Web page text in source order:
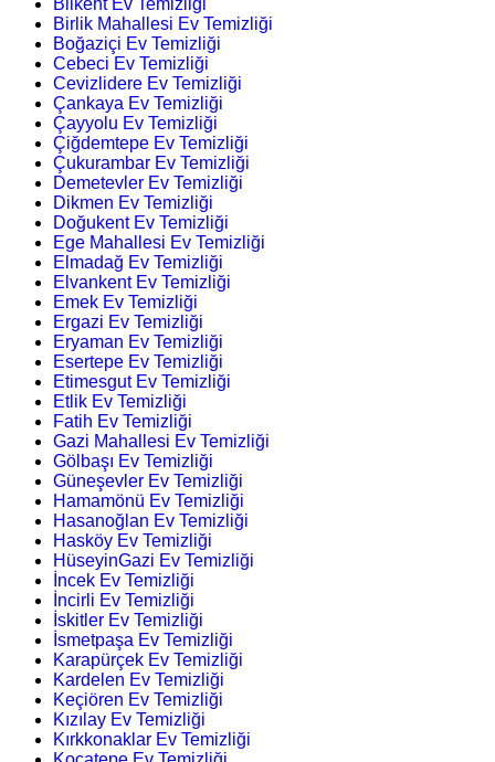
Bilkent Ev Temizliği
Birlik Mahallesi Ev Temizliği
Boğaziçi Ev Temizliği
Cebeci Ev Temizliği
Cevizlidere Ev Temizliği
Çankaya Ev Temizliği
Çayyolu Ev Temizliği
Çiğdemtepe Ev Temizliği
Çukurambar Ev Temizliği
Demetevler Ev Temizliği
Dikmen Ev Temizliği
Doğukent Ev Temizliği
Ege Mahallesi Ev Temizliği
Elmadağ Ev Temizliği
Elvankent Ev Temizliği
Emek Ev Temizliği
Ergazi Ev Temizliği
Eryaman Ev Temizliği
Esertepe Ev Temizliği
Etimesgut Ev Temizliği
Etlik Ev Temizliği
Fatih Ev Temizliği
Gazi Mahallesi Ev Temizliği
Gölbaşı Ev Temizliği
Güneşevler Ev Temizliği
Hamamönü Ev Temizliği
Hasanoğlan Ev Temizliği
Hasköy Ev Temizliği
HüseyinGazi Ev Temizliği
İncek Ev Temizliği
İncirli Ev Temizliği
İskitler Ev Temizliği
İsmetpaşa Ev Temizliği
Karapürçek Ev Temizliği
Kardelen Ev Temizliği
Keçiören Ev Temizliği
Kızılay Ev Temizliği
Kırkkonaklar Ev Temizliği